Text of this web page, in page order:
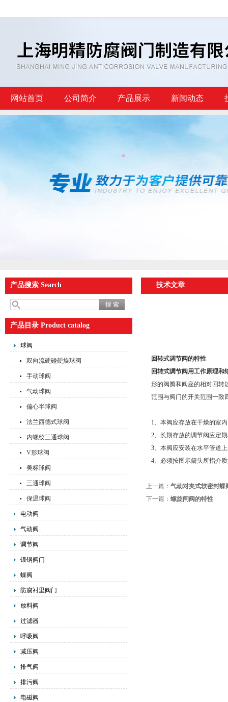
网站首页 公司简介 产品展示 新闻动态
产品搜索 Search
产品目录 Product catalog
球阀
双向流硬碰硬旋球阀
手动球阀
气动球阀
偏心半球阀
法兰西德式球阀
内螺纹三通球阀
V形球阀
美标球阀
三通球阀
保温球阀
电动阀
气动阀
调节阀
锻钢阀门
蝶阀
防腐衬里阀门
放料阀
过滤器
呼吸阀
减压阀
排气阀
排污阀
电磁阀
技术文章
回转式调节阀的特性
回转式调节阀用工作原理和
形的阀瓣和阀座的相对回转
范围与阀门的开关范围一致
1、本阀应存放在干燥的室
2、长期存放的调节阀应定
3、本阀应安装在水平管道
4、必须按图示箭头所指介
上一篇： 气动对夹式软密封蝶
下一篇： 螺旋闸阀的特性